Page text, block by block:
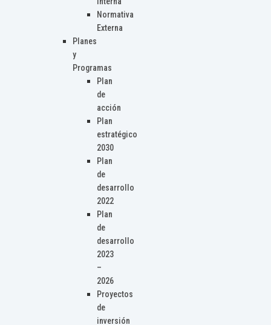
Normativa
Externa
Planes
y
Programas
Plan
de
acción
Plan
estratégico
2030
Plan
de
desarrollo
2022
Plan
de
desarrollo
2023
–
2026
Proyectos
de
inversión